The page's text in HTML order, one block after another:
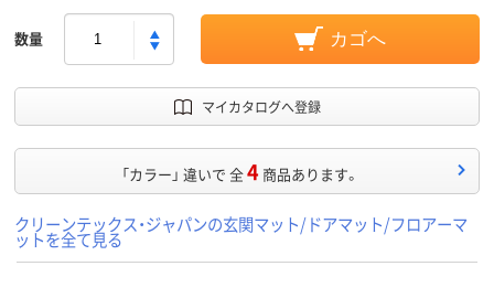
数量 カゴへ
マイカタログへ登録
「カラー」 違いで 全4 商品あります。
クリーンテックス・ジャパンの玄関マット/ドアマット/フロアーマ
ットを全て見る